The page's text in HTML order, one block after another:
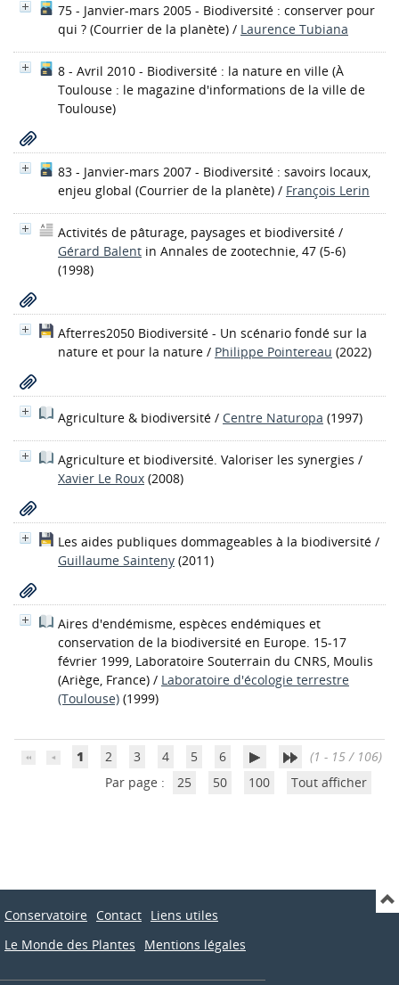
75 - Janvier-mars 2005 - Biodiversité : conserver pour
qui ? (Courrier de la planète) / Laurence Tubiana
8 - Avril 2010 - Biodiversité : la nature en ville (À
Toulouse : le magazine d'informations de la ville de
Toulouse)
83 - Janvier-mars 2007 - Biodiversité : savoirs locaux,
enjeu global (Courrier de la planète) / François Lerin
Activités de pâturage, paysages et biodiversité /
Gérard Balent in Annales de zootechnie, 47 (5-6)
(1998)
Afterres2050 Biodiversité - Un scénario fondé sur la
nature et pour la nature / Philippe Pointereau (2022)
Agriculture & biodiversité / Centre Naturopa (1997)
Agriculture et biodiversité. Valoriser les synergies /
Xavier Le Roux (2008)
Les aides publiques dommageables à la biodiversité /
Guillaume Sainteny (2011)
Aires d'endémisme, espèces endémiques et
conservation de la biodiversité en Europe. 15-17
février 1999, Laboratoire Souterrain du CNRS, Moulis
(Ariège, France) / Laboratoire d'écologie terrestre
(Toulouse) (1999)
1 2 3 4 5 6
(1 - 15 / 106)
Par page :
25 50 100 Tout afficher
Conservatoire Contact Liens utiles
Le Monde des Plantes
Mentions légales